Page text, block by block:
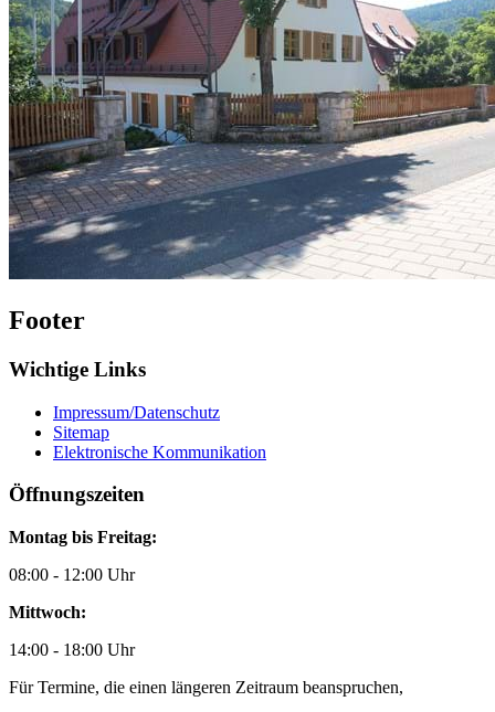
Footer
Wichtige Links
Impressum/Datenschutz
Sitemap
Elektronische Kommunikation
Öffnungszeiten
Montag bis Freitag:
08:00 - 12:00 Uhr
Mittwoch:
14:00 - 18:00 Uhr
Für Termine, die einen längeren Zeitraum beanspruchen,